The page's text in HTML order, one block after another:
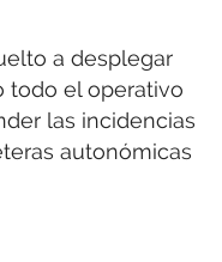
a desplegar
todo el operativo
las incidencias
autonómicas